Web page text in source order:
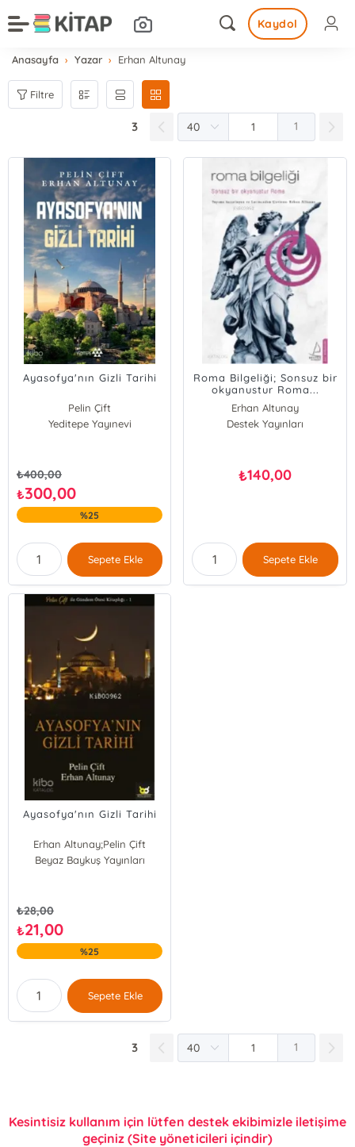
Kaydol
Anasayfa Yazar Erhan Altunay
Filtre
3 1
Ayasofya'nın Gizli Tarihi
Pelin Çift
Erhan Altunay
Yeditepe Yayınevi
₺400,00
₺300,00
%25
Sepete Ekle
Roma Bilgeliği; Sonsuz bir
okyanustur Roma...
Erhan Altunay
Destek Yayınları
₺140,00
Sepete Ekle
Ayasofya'nın Gizli Tarihi
Erhan Altunay;Pelin Çift
Erhan Altunay
Beyaz Baykuş Yayınları
₺28,00
₺21,00
%25
Sepete Ekle
3 1
Kesintisiz kullanım için lütfen destek ekibimizle iletişime
geçiniz (Site yöneticileri içindir)